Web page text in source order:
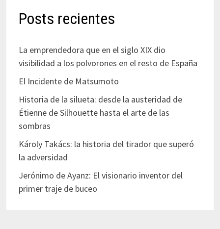
Posts recientes
La emprendedora que en el siglo XIX dio
visibilidad a los polvorones en el resto de España
El Incidente de Matsumoto
Historia de la silueta: desde la austeridad de
Étienne de Silhouette hasta el arte de las
sombras
Károly Takács: la historia del tirador que superó
la adversidad
Jerónimo de Ayanz: El visionario inventor del
primer traje de buceo